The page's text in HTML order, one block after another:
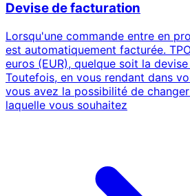
Devise de facturation
Lorsqu'une commande entre en
est automatiquement facturée.
euros (EUR), quelque soit la
Toutefois, en vous rendant dans
vous avez la possibilité de
laquelle vous souhaitez